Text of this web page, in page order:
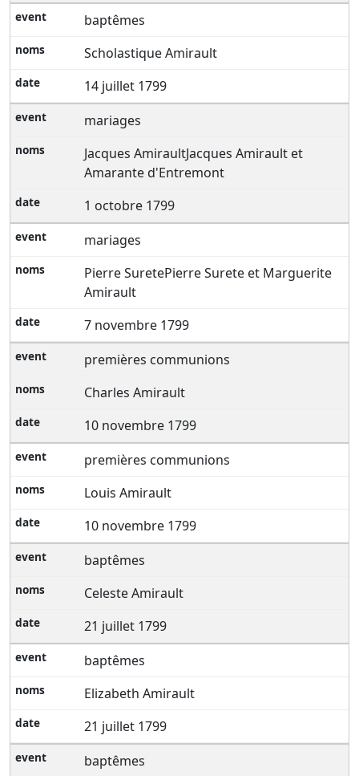
baptêmes
Scholastique Amirault
14 juillet 1799
mariages
Jacques AmiraultJacques Amirault et
Amarante d'Entremont
1 octobre 1799
mariages
Pierre SuretePierre Surete et Marguerite
Amirault
7 novembre 1799
premières communions
Charles Amirault
10 novembre 1799
premières communions
Louis Amirault
10 novembre 1799
baptêmes
Celeste Amirault
21 juillet 1799
baptêmes
Elizabeth Amirault
21 juillet 1799
baptêmes